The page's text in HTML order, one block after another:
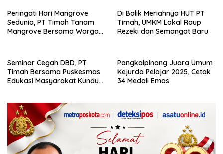
Peringati Hari Mangrove
Sedunia, PT Timah Tanam
Mangrove Bersama Warga
Di Balik Meriahnya HUT PT
Timah, UMKM Lokal Raup
Rezeki dan Semangat Baru
Seminar Cegah DBD, PT
Timah Bersama Puskesmas
Edukasi Masyarakat Kundur
Pangkalpinang Juara Umum
Kejurda Pelajar 2025, Cetak
34 Medali Emas